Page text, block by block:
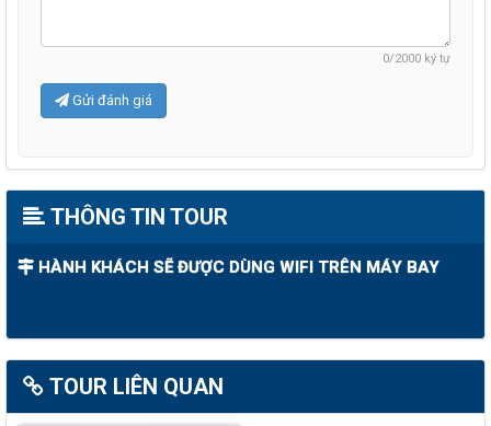
0/2000 ký tự
Gửi đánh giá
THÔNG TIN TOUR
HÀNH KHÁCH SẼ ĐƯỢC DÙNG WIFI TRÊN MÁY BAY
TOUR LIÊN QUAN